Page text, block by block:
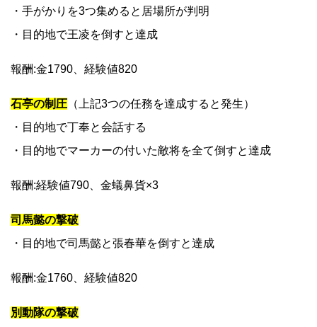
・手がかりを3つ集めると居場所が判明
・目的地で王凌を倒すと達成
報酬:金1790、経験値820
石亭の制圧 （上記3つの任務を達成すると発生）
・目的地で丁奉と会話する
・目的地でマーカーの付いた敵将を全て倒すと達成
報酬:経験値790、金蟻鼻貨×3
司馬懿の撃破
・目的地で司馬懿と張春華を倒すと達成
報酬:金1760、経験値820
別動隊の撃破